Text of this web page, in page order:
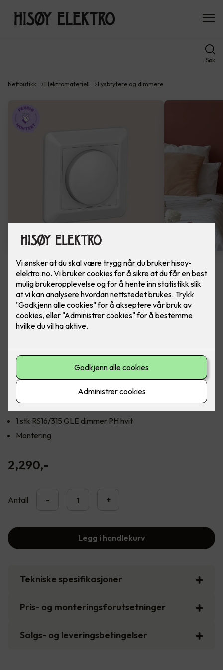
Søk
Nettbutikk Elektromateriell Lysbrytere og dimmere
ELKO Dimmer - RS16/315 LED
Ferdig montert utskift dimmer RS16/315 GLE PH
(Polarhvit)
gjør at du får et lys som er tilpasset stemningen i rommet,
samt at du får økt levetid på pærene. Dimmeren justerer
lysstyrken ved å vri på hjulet, og slår av og på ved å trykke.
Inkluderer:
1 stk RS16/315 GLE dimmer PH hvit
Montering
2,290,-
Antall - +
Legg i handlekurv
Tekniske spesifikasjoner
Pris- og monteringsforutsetninger
Salgs- og leveringsbetingelser